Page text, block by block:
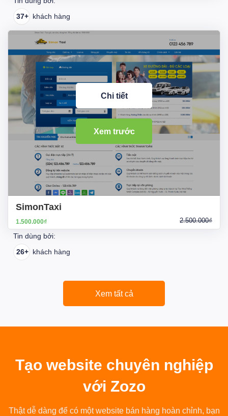
37+ khách hàng
SimonTaxi
1.500.000₫ 2.500.000₫
Tin dùng bởi:
26+ khách hàng
Chi tiết
Xem trước
Xem tất cả
Tạo website chuyên nghiệp
với Zozo
Thật dễ dàng để có một website bán hàng hoàn chỉnh, bạn